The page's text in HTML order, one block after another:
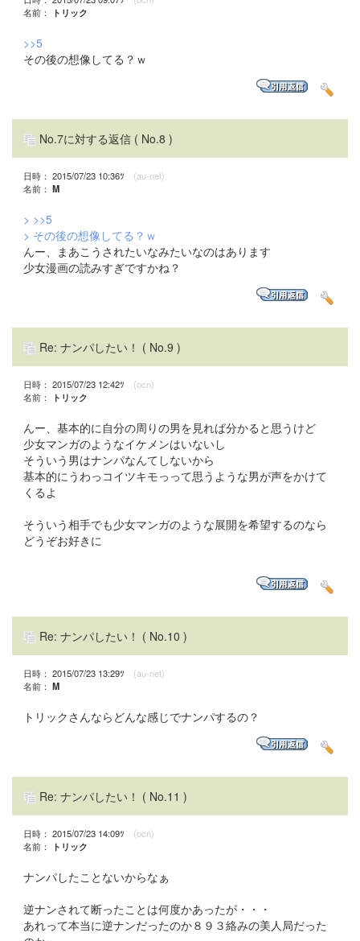
名前：
トリック
>>5
その後の想像してる？ｗ
No.7に対する返信 ( No.8 )
日時： 2015/07/23 10:36ﾂ (au-net)
名前： M
> >>5
> その後の想像してる？ｗ
んー、まあこうされたいなみたいなのはあります
少女漫画の読みすぎですかね？
Re: ナンパしたい！ ( No.9 )
日時： 2015/07/23 12:42ﾂ (ocn)
名前：
トリック
んー、基本的に自分の周りの男を見れば分かると思うけど
少女マンガのようなイケメンはいないし
そういう男はナンパなんてしないから
基本的にうわっコイツキモっって思うような男が声をかけて
くるよ
そういう相手でも少女マンガのような展開を希望するのなら
どうぞお好きに
Re: ナンパしたい！ ( No.10 )
日時： 2015/07/23 13:29ﾂ (au-net)
名前： M
トリックさんならどんな感じでナンパするの？
Re: ナンパしたい！ ( No.11 )
日時： 2015/07/23 14:09ﾂ (ocn)
名前：
トリック
ナンパしたことないからなぁ
逆ナンされて断ったことは何度かあったが・・・
あれって本当に逆ナンだったのか８９３絡みの美人局だった